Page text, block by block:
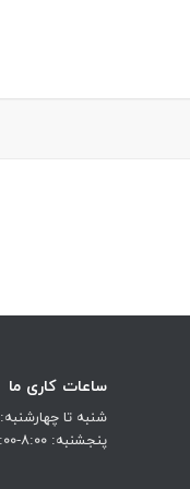
ساعات کاری ما
شنبه تا چهارشنبه: 8:00-17:00
پنجشنبه: 8:00-14:00